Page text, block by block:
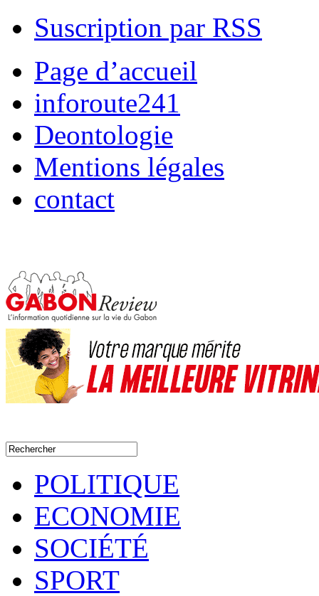
Suscription par RSS
Page d’accueil
inforoute241
Deontologie
Mentions légales
contact
POLITIQUE
ECONOMIE
SOCIÉTÉ
SPORT